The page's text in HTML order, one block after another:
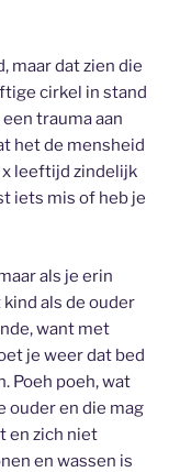
maar dat zien die
cirkel in stand
trauma aan
het de mensheid
x leeftijd zindelijk
iets mis of heb je
als je erin
als de ouder
want met
je weer dat bed
Poeh poeh, wat
ouder en die mag
en zich niet
en wassen is